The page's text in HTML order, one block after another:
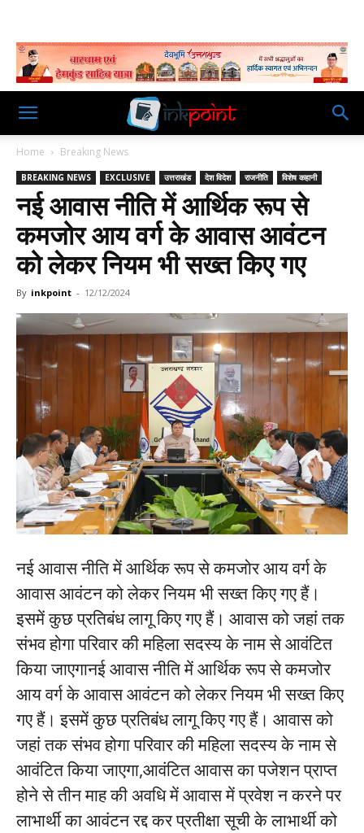
Home Breaking News
BREAKING NEWS EXCLUSIVE उत्तराखंड देश विदेश राजनीति विशेष कहानी
नई आवास नीति में आर्थिक रूप से
कमजोर आय वर्ग के आवास आवंटन
को लेकर नियम भी सख्त किए गए
By inkpoint - 12/12/2024
नई आवास नीति में आर्थिक रूप से कमजोर आय वर्ग के
आवास आवंटन को लेकर नियम भी सख्त किए गए हैं।
इसमें कुछ प्रतिबंध लागू किए गए हैं। आवास को जहां तक
संभव होगा परिवार की महिला सदस्य के नाम से आवंटित
किया जाएगानई आवास नीति में आर्थिक रूप से कमजोर
आय वर्ग के आवास आवंटन को लेकर नियम भी सख्त किए
गए हैं। इसमें कुछ प्रतिबंध लागू किए गए हैं। आवास को
जहां तक संभव होगा परिवार की महिला सदस्य के नाम से
आवंटित किया जाएगा,आवंटित आवास का पजेशन प्राप्त
होने से तीन माह की अवधि में आवास में प्रवेश न करने पर
लाभार्थी का आवंटन रद्द कर प्रतीक्षा सूची के लाभार्थी को